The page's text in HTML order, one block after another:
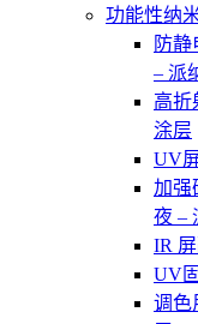
功能性纳
防
– 派
高折
涂层
UV
加强
夜 –
IR
UV
调色